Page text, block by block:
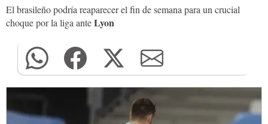
El brasileño podría reaparecer el fin de semana para un crucial
choque por la liga anteLyon